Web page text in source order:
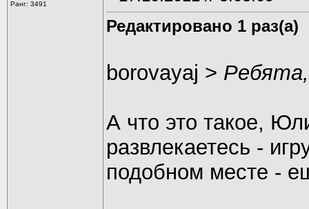
Ранг: 3491
Редактировано 1 раз(а)
borovayaj >
А что это такое,
развлекаетесь -
подобном месте -